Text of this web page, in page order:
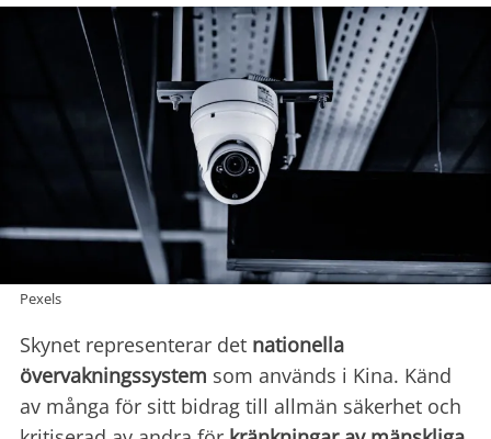
Pexels
Skynet representerar det nationella
övervakningssystem som används i Kina. Känd
av många för sitt bidrag till allmän säkerhet och